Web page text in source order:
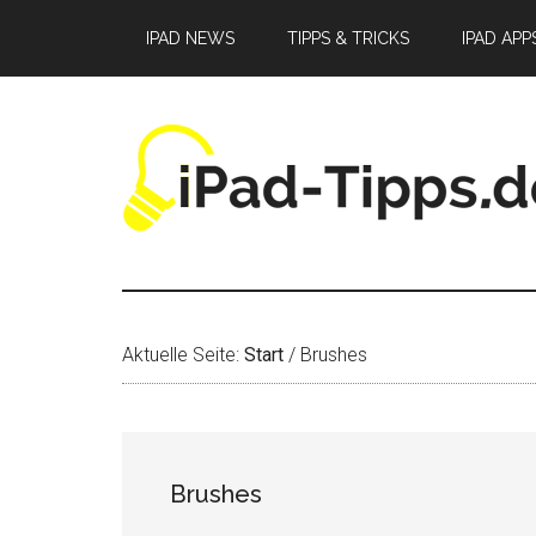
springen
springen
springen
IPAD NEWS TIPPS & TRICKS IPAD
Aktuelle Seite: Start / Brushes
Brushes